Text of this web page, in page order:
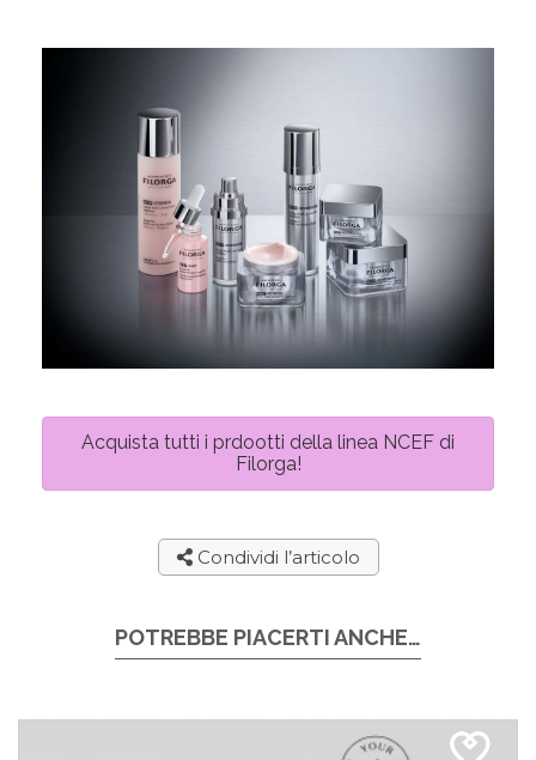
Acquista tutti i prdootti della linea NCEF di
Filorga!
Condividi l’articolo
POTREBBE PIACERTI ANCHE…